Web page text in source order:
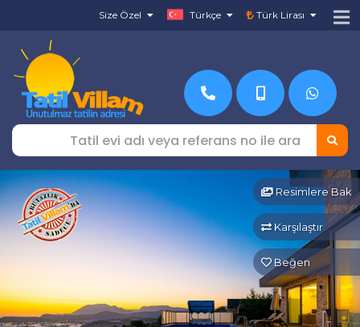
Size Özel Türkçe Türk Lirası
Resimlere Bak
Karşılaştır
Beğen